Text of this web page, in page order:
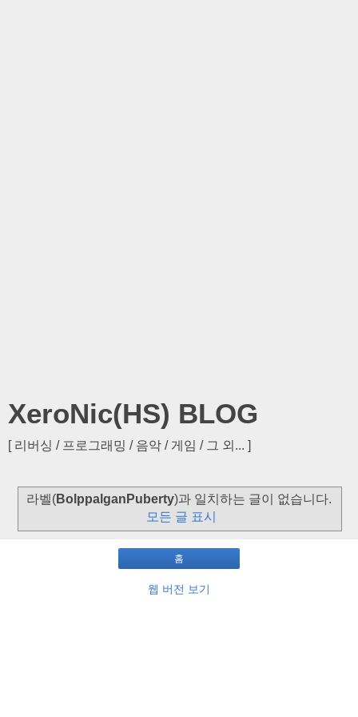
XeroNic(HS) BLOG
[ 리버싱 / 프로그래밍 / 음악 / 게임 / 그 외... ]
라벨(BolppalganPuberty)과 일치하는 글이 없습니다.
모든 글 표시
홈
웹 버전 보기